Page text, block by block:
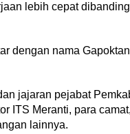
lebih cepat
dengan nama
jajaran pejabat
ITS Meranti, para
lainnya.